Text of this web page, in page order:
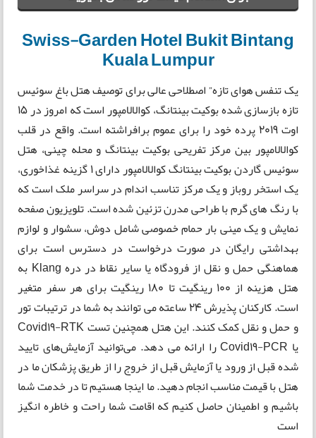
Swiss-Garden Hotel Bukit Bintang
Kuala Lumpur
یک تنفس هوای تازه” اصطلاحی عالی برای توصیف هتل باغ سوئیس
تازه بازسازی شده بوکیت بینتانگ، کوالالامپور است که امروز در 15
اوت 2019 پرده خود را برای عموم برافراشته است. واقع در قلب
کوالالامپور بین مرکز تفریحی بوکیت بینتانگ و محله چینی، هتل
سوئیس گاردن بوکیت بینتانگ کوالالامپور دارای 1 گزینه غذاخوری،
یک استخر روباز و یک مرکز تناسب اندام در سراسر ملک است که
با رنگ های گرم با طراحی مدرن تزئین شده است. تلویزیون صفحه
نمایش و یک مینی بار حمام خصوصی شامل دوش، سشوار و لوازم
بهداشتی رایگان در صورت درخواست در دسترس است برای
هماهنگی حمل و نقل از فرودگاه یا سایر نقاط در دره Klang به
هتل هزینه از 100 رینگیت تا 180 رینگیت برای هر سفر متغیر
است. کارکنان پذیرش 24 ساعته می توانند به شما در ترتیبات تور
و حمل و نقل کمک کنند. این هتل همچنین تست Covid19-RTK
یا Covid19-PCR را ارائه می دهد. می‌توانید آزمایش‌های تایید
شده قبل از ورود یا آزمایش قبل از خروج را از طریق پزشکان ما در
هتل با قیمت مناسب انجام دهید. ما اینجا هستیم تا در خدمت شما
باشیم و اطمینان حاصل کنیم که اقامت شما راحت و خاطره انگیز
است